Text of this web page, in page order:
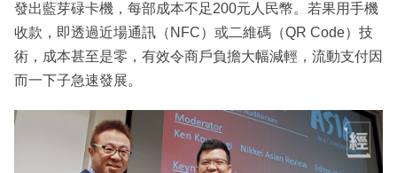
發出藍芽碌卡機，每部成本不足200元人民幣。若果用手機
收款，即透過近場通訊（NFC）或二維碼（QR Code）技
術，成本甚至是零，有效令商戶負擔大幅減輕，流動支付因
而一下子急速發展。